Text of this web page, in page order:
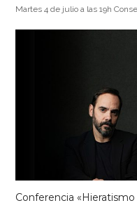
Martes 4 de julio a las 19h
Conferencia